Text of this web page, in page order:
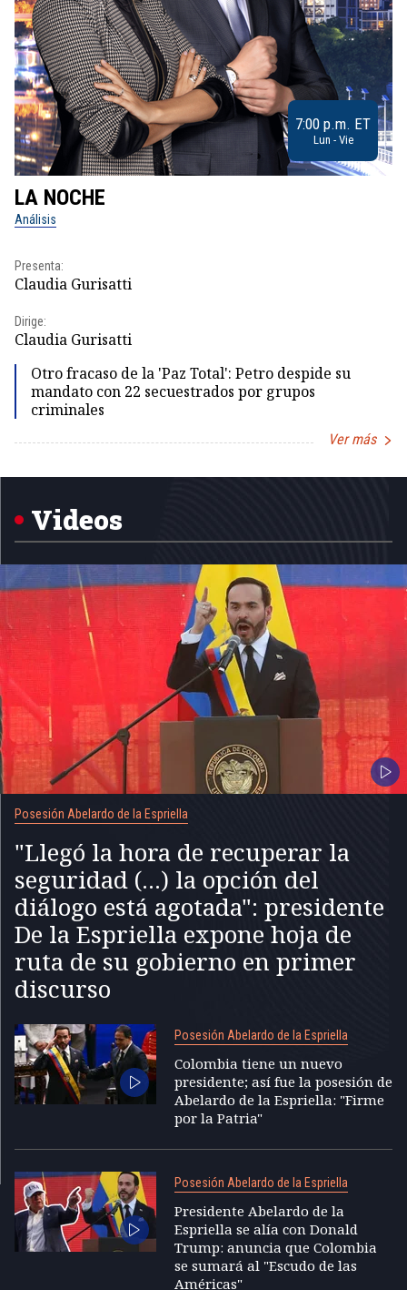
7:00 p.m. ET
Lun - Vie
LA NOCHE
Análisis
Presenta:
Claudia Gurisatti
Dirige:
Claudia Gurisatti
Otro fracaso de la 'Paz Total': Petro despide su
mandato con 22 secuestrados por grupos
criminales
Ver más
Videos
Posesión Abelardo de la Espriella
"Llegó la hora de recuperar la
seguridad (...) la opción del
diálogo está agotada": presidente
De la Espriella expone hoja de
ruta de su gobierno en primer
discurso
Posesión Abelardo de la Espriella
Colombia tiene un nuevo
presidente; así fue la posesión de
Abelardo de la Espriella: "Firme
por la Patria"
Posesión Abelardo de la Espriella
Presidente Abelardo de la
Espriella se alía con Donald
Trump: anuncia que Colombia
se sumará al "Escudo de las
Américas"